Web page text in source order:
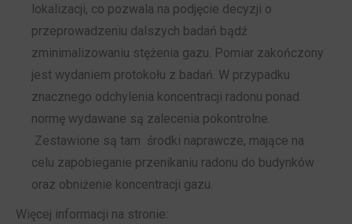
lokalizacji, co pozwala na podjęcie decyzji o
przeprowadzeniu dalszych badań bądź
zminimalizowaniu stężenia gazu. Pomiar zakończony
jest wydaniem protokołu z badań. W przypadku
znacznego odchylenia koncentracji radonu ponad
normę wydawane są zalecenia pokontrolne.
Zestawione są tam środki naprawcze, mające na
celu zapobieganie przenikaniu radonu do budynków
oraz obniżenie koncentracji gazu.
Więcej informacji na stronie: